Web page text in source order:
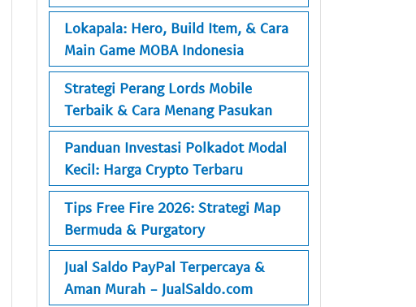
Lokapala: Hero, Build Item, & Cara
Main Game MOBA Indonesia
Strategi Perang Lords Mobile
Terbaik & Cara Menang Pasukan
Panduan Investasi Polkadot Modal
Kecil: Harga Crypto Terbaru
Tips Free Fire 2026: Strategi Map
Bermuda & Purgatory
Jual Saldo PayPal Terpercaya &
Aman Murah - JualSaldo.com